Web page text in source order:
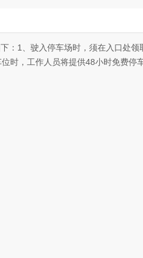
：1、驶入停车场时，须在入口处
时，工作人员将提供48小时免费